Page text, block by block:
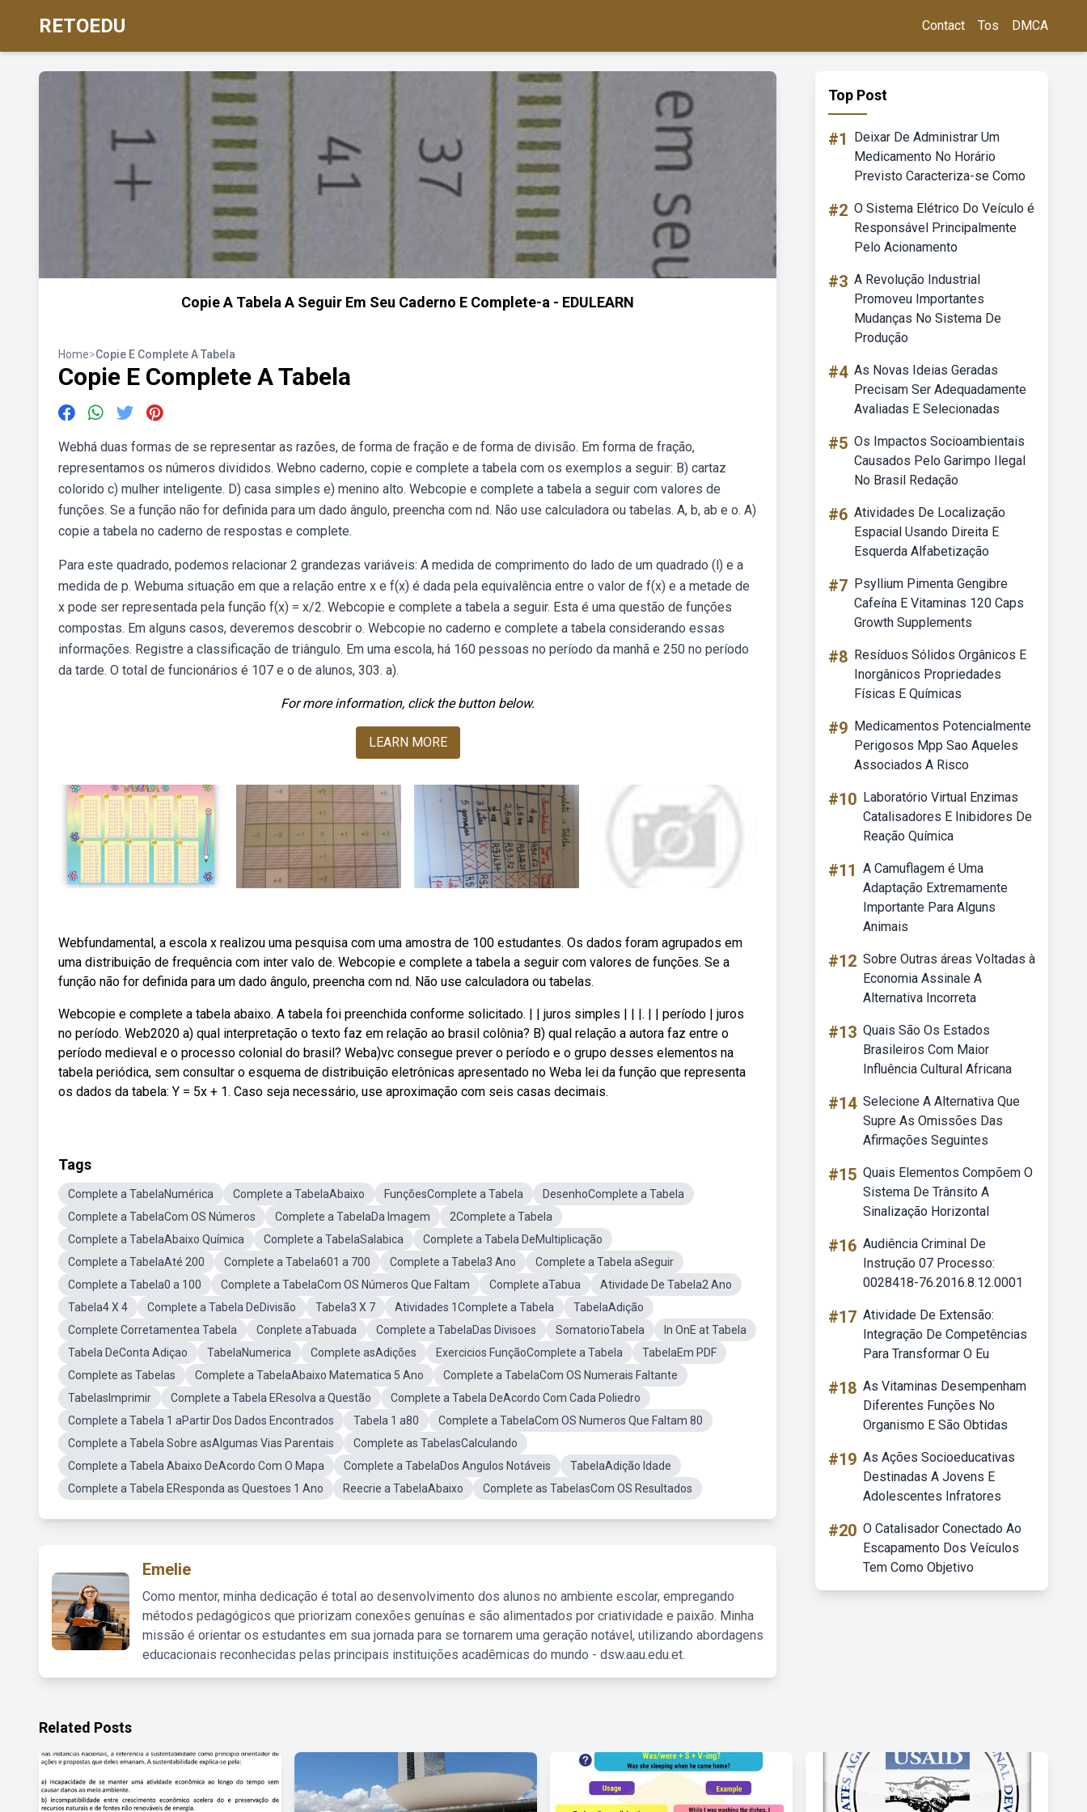
RETOEDU Contact Tos DMCA
Copie A Tabela A Seguir Em Seu Caderno E Complete-a - EDULEARN
Home>Copie E Complete A Tabela
Copie E Complete A Tabela
Webhá duas formas de se representar as razões, de forma de fração e de forma de divisão. Em forma de fração,
representamos os números divididos. Webno caderno, copie e complete a tabela com os exemplos a seguir: B) cartaz
colorido c) mulher inteligente. D) casa simples e) menino alto. Webcopie e complete a tabela a seguir com valores de
funções. Se a função não for definida para um dado ângulo, preencha com nd. Não use calculadora ou tabelas. A, b, ab e o. A)
copie a tabela no caderno de respostas e complete.
Para este quadrado, podemos relacionar 2 grandezas variáveis: A medida de comprimento do lado de um quadrado (l) e a
medida de p. Webuma situação em que a relação entre x e f(x) é dada pela equivalência entre o valor de f(x) e a metade de
x pode ser representada pela função f(x) = x/2. Webcopie e complete a tabela a seguir. Esta é uma questão de funções
compostas. Em alguns casos, deveremos descobrir o. Webcopie no caderno e complete a tabela considerando essas
informações. Registre a classificação de triângulo. Em uma escola, há 160 pessoas no período da manhã e 250 no período
da tarde. O total de funcionários é 107 e o de alunos, 303. a).
For more information, click the button below.
LEARN MORE
Webfundamental, a escola x realizou uma pesquisa com uma amostra de 100 estudantes. Os dados foram agrupados em
uma distribuição de frequência com inter valo de. Webcopie e complete a tabela a seguir com valores de funções. Se a
função não for definida para um dado ângulo, preencha com nd. Não use calculadora ou tabelas.
Webcopie e complete a tabela abaixo. A tabela foi preenchida conforme solicitado. | | juros simples | | |. | | período | juros
no período. Web2020 a) qual interpretação o texto faz em relação ao brasil colônia? B) qual relação a autora faz entre o
período medieval e o processo colonial do brasil? Weba)vc consegue prever o período e o grupo desses elementos na
tabela periódica, sem consultar o esquema de distribuição eletrônicas apresentado no Weba lei da função que representa
os dados da tabela: Y = 5x + 1. Caso seja necessário, use aproximação com seis casas decimais.
Tags
Complete a TabelaNumérica Complete a TabelaAbaixo FunçõesComplete a Tabela
DesenhoComplete a Tabela
Complete a TabelaCom OS Números
Complete a TabelaDa Imagem
2Complete a Tabela
Complete a TabelaAbaixo Química
Complete a TabelaSalabica
Complete a Tabela DeMultiplicação
Complete a TabelaAté 200
Complete a Tabela601 a 700 Complete a Tabela3 Ano
Complete a Tabela aSeguir
Complete a Tabela0 a 100
Complete a TabelaCom OS Números Que Faltam Complete aTabua
Atividade De Tabela2 Ano
Tabela4 X 4
Complete a Tabela DeDivisão Tabela3 X 7 Atividades 1Complete a Tabela
TabelaAdição
Complete Corretamentea Tabela
Conplete aTabuada Complete a TabelaDas Divisoes SomatorioTabela
In OnE at Tabela
Tabela DeConta Adiçao
TabelaNumerica Complete asAdições Exercicios FunçãoComplete a Tabela
TabelaEm PDF
Complete as Tabelas
Complete a TabelaAbaixo Matematica 5 Ano
Complete a TabelaCom OS Numerais Faltante
TabelasImprimir
Complete a Tabela EResolva a Questão
Complete a Tabela DeAcordo Com Cada Poliedro
Complete a Tabela 1 aPartir Dos Dados Encontrados
Tabela 1 a80
Complete a TabelaCom OS Numeros Que Faltam 80
Complete a Tabela Sobre asAlgumas Vias Parentais
Complete as TabelasCalculando
Complete a Tabela Abaixo DeAcordo Com O Mapa
Complete a TabelaDos Angulos Notáveis
TabelaAdição Idade
Complete a Tabela EResponda as Questoes 1 Ano
Reecrie a TabelaAbaixo Complete as TabelasCom OS Resultados
Emelie
Como mentor, minha dedicação é total ao desenvolvimento dos alunos no ambiente escolar, empregando
métodos pedagógicos que priorizam conexões genuínas e são alimentados por criatividade e paixão. Minha
missão é orientar os estudantes em sua jornada para se tornarem uma geração notável, utilizando abordagens
educacionais reconhecidas pelas principais instituições acadêmicas do mundo - dsw.aau.edu.et.
Top Post
#1
Deixar De Administrar Um
Medicamento No Horário
Previsto Caracteriza-se Como
#2 O Sistema Elétrico Do Veículo é
Responsável Principalmente
Pelo Acionamento
#3 A Revolução Industrial
Promoveu Importantes
Mudanças No Sistema De
Produção
#4 As Novas Ideias Geradas
Precisam Ser Adequadamente
Avaliadas E Selecionadas
#5 Os Impactos Socioambientais
Causados Pelo Garimpo Ilegal
No Brasil Redação
#6 Atividades De Localização
Espacial Usando Direita E
Esquerda Alfabetização
#7 Psyllium Pimenta Gengibre
Cafeína E Vitaminas 120 Caps
Growth Supplements
#8 Resíduos Sólidos Orgânicos E
Inorgânicos Propriedades
Físicas E Químicas
#9 Medicamentos Potencialmente
Perigosos Mpp Sao Aqueles
Associados A Risco
#10 Laboratório Virtual Enzimas
Catalisadores E Inibidores De
Reação Química
#11 A Camuflagem é Uma
Adaptação Extremamente
Importante Para Alguns
Animais
#12 Sobre Outras áreas Voltadas à
Economia Assinale A
Alternativa Incorreta
#13 Quais São Os Estados
Brasileiros Com Maior
Influência Cultural Africana
#14 Selecione A Alternativa Que
Supre As Omissões Das
Afirmações Seguintes
#15 Quais Elementos Compõem O
Sistema De Trânsito A
Sinalização Horizontal
#16 Audiência Criminal De
Instrução 07 Processo:
0028418-76.2016.8.12.0001
#17 Atividade De Extensão:
Integração De Competências
Para Transformar O Eu
#18 As Vitaminas Desempenham
Diferentes Funções No
Organismo E São Obtidas
#19 As Ações Socioeducativas
Destinadas A Jovens E
Adolescentes Infratores
#20 O Catalisador Conectado Ao
Escapamento Dos Veículos
Tem Como Objetivo
Related Posts